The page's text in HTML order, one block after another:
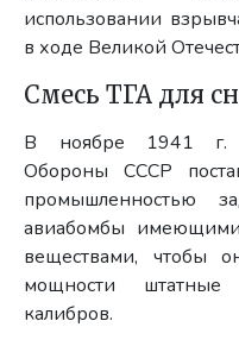
использовании
в ходе Великой
Смесь ТГА для
В ноябре 1941 г.
Обороны СССР
промышленностью
авиабомбы
веществами, чтобы
мощности штатные
калибров.